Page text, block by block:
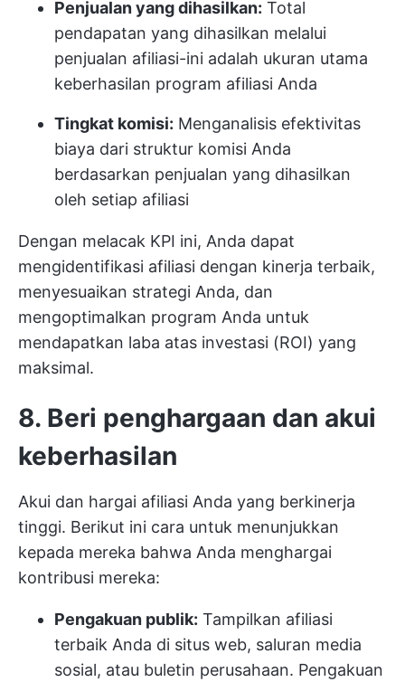
Penjualan yang dihasilkan: Total
pendapatan yang dihasilkan melalui
penjualan afiliasi-ini adalah ukuran utama
keberhasilan program afiliasi Anda
Tingkat komisi: Menganalisis efektivitas
biaya dari struktur komisi Anda
berdasarkan penjualan yang dihasilkan
oleh setiap afiliasi
Dengan melacak KPI ini, Anda dapat
mengidentifikasi afiliasi dengan kinerja terbaik,
menyesuaikan strategi Anda, dan
mengoptimalkan program Anda untuk
mendapatkan laba atas investasi (ROI) yang
maksimal.
8. Beri penghargaan dan akui
keberhasilan
Akui dan hargai afiliasi Anda yang berkinerja
tinggi. Berikut ini cara untuk menunjukkan
kepada mereka bahwa Anda menghargai
kontribusi mereka:
Pengakuan publik: Tampilkan afiliasi
terbaik Anda di situs web, saluran media
sosial, atau buletin perusahaan. Pengakuan